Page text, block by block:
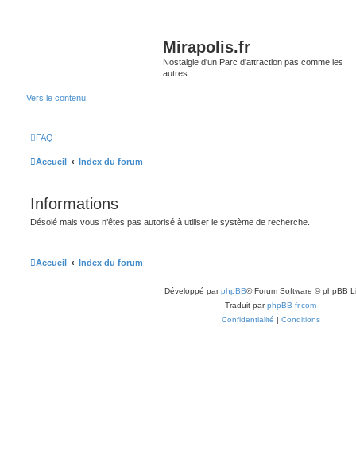
Mirapolis.fr
Nostalgie d'un Parc d'attraction pas comme les
autres
Vers le contenu
FAQ
Accueil Index du forum
Informations
Désolé mais vous n’êtes pas autorisé à utiliser le système de recherche.
Accueil Index du forum
Développé parphpBB® Forum Software © phpBB
Traduit parphpBB-fr.com
Confidentialité | Conditions